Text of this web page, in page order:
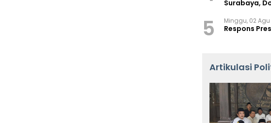
Surabaya,
5 Minggu, 02 Agu
Respons
Artikulasi